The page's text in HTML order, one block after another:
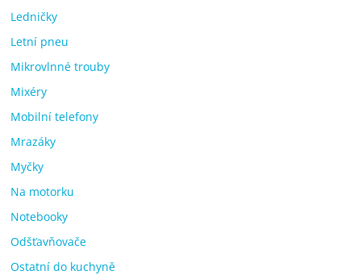
Ledničky
Letní pneu
Mikrovlnné trouby
Mixéry
Mobilní telefony
Mrazáky
Myčky
Na motorku
Notebooky
Odšťavňovače
Ostatní do kuchyně